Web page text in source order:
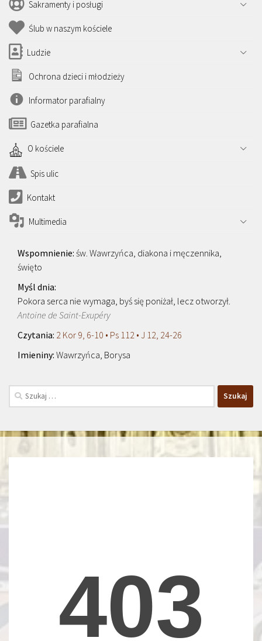
Sakramenty i posługi
Ślub w naszym kościele
Ludzie
Ochrona dzieci i młodzieży
Informator parafialny
Gazetka parafialna
O kościele
Spis ulic
Kontakt
Multimedia
św. Wawrzyńca, diakona i męczennika,
święto
Pokora serca nie wymaga, byś się poniżał, lecz otworzył.
Antoine de Saint-Exupéry
2 Kor 9, 6-10 • Ps 112 • J 12, 24-26
Wawrzyńca, Borysa
Szukaj: